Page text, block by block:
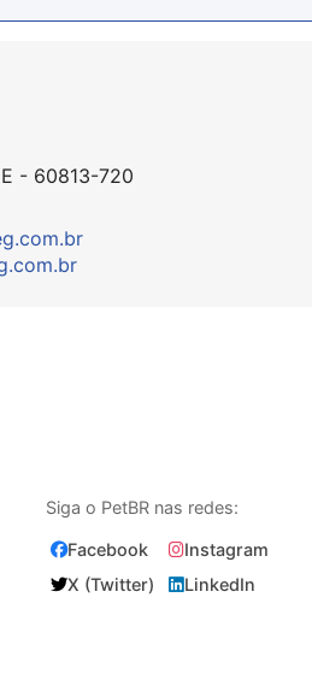
- 60813-720
Siga o PetBR nas redes:
Facebook
Instagram
X (Twitter)
LinkedIn